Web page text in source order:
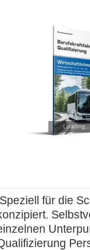
Loading...
Speziell für die